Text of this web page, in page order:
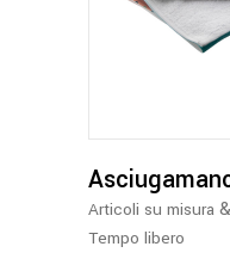
Articoli su misura &
Tempo libero